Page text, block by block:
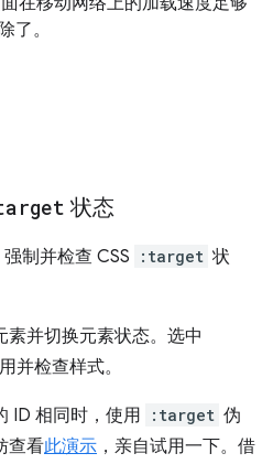
了。
状态
制并检查 CSS :target 状
素并切换元素状态。选中
并检查样式。
ID 相同时，使用 :target 伪
查看此演示 ，亲自试用一下。借